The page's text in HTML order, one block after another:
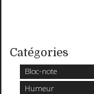
Catégories
Bloc-note
Humeur